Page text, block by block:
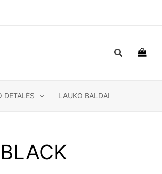
Paieška
DETALĖS LAUKO BALDAI